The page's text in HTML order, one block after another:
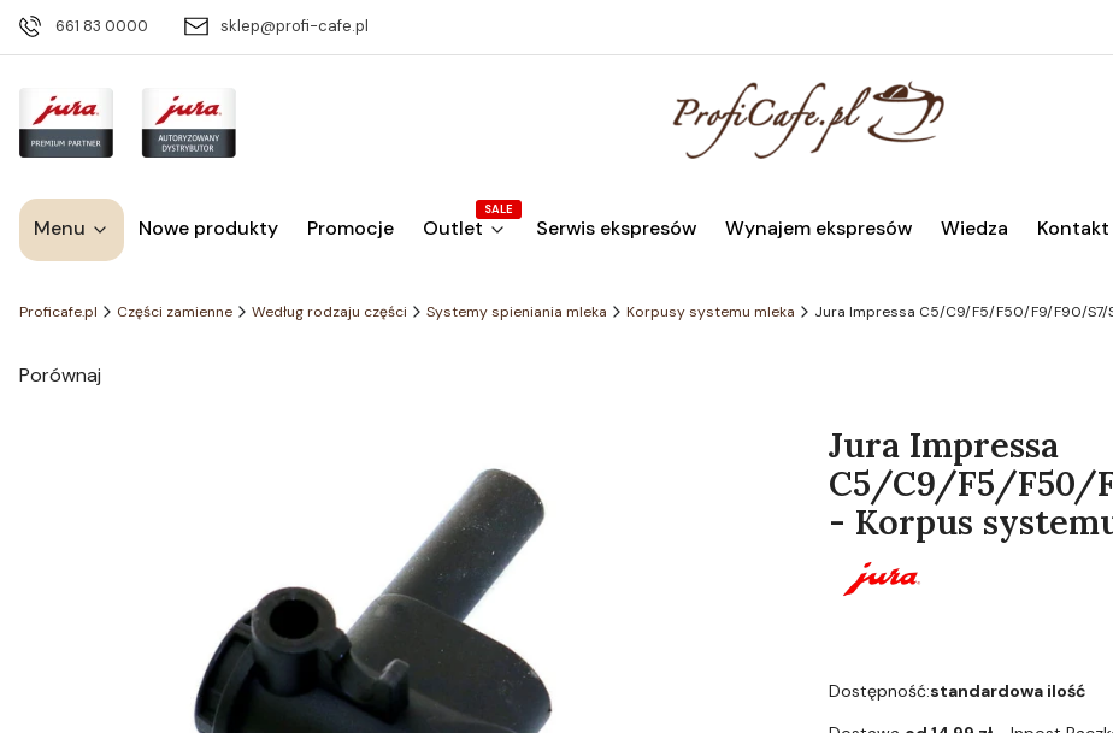
661 83 0000 sklep@profi-cafe.pl
Menu Nowe produkty Promocje Outlet
SALE
Serwis ekspresów Wynajem ekspresów Wiedza Kontakt
Proficafe.pl Części zamienne Według rodzaju części Systemy spieniania mleka Korpusy systemu mleka Jura Impressa C5/C9/F5/F50/F9/F90/
Porównaj
Jura Impressa
C5/C9/F5/F50/
- Korpus
Dostępność:standardowa ilość